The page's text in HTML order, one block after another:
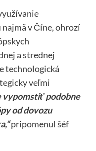
v Číne, ohrozí
a strednej
technologická
veľmi
vypomstiť podobne
od dovozu
pripomenul šéf